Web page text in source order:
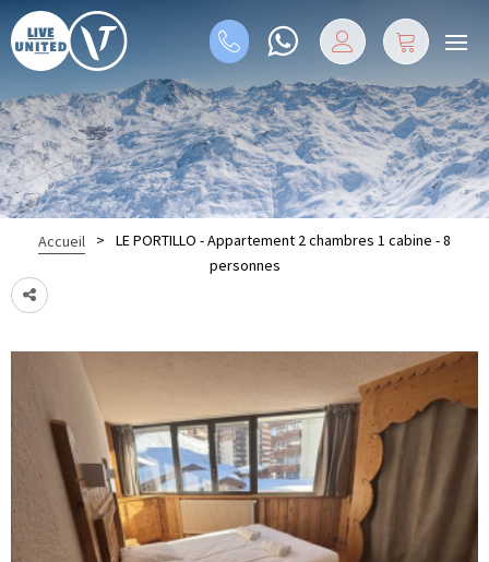
Accueil >
LE PORTILLO - Appartement 2 chambres 1 cabine - 8
personnes